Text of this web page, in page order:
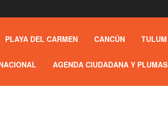
PLAYA DEL CARMEN CANCÚN TULUM
AGENDA CIUDADANA Y PLUMAS